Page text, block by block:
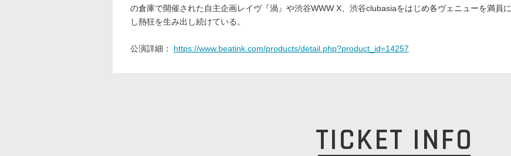
の倉庫で開催された自主企画レイヴ『渦』や渋谷WWW X、渋谷clubasiaをはじめ各ヴェニューを満員に
し熱狂を生み出し続けている。
公演詳細： https://www.beatink.com/products/detail.php?product_id=14257
TICKET INFO